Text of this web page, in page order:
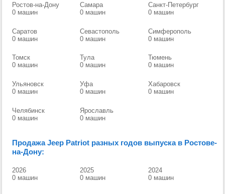
Ростов-на-Дону
0 машин
Самара
0 машин
Санкт-Петербург
0 машин
Саратов
0 машин
Севастополь
0 машин
Симферополь
0 машин
Томск
0 машин
Тула
0 машин
Тюмень
0 машин
Ульяновск
0 машин
Уфа
0 машин
Хабаровск
0 машин
Челябинск
0 машин
Ярославль
0 машин
Продажа Jeep Patriot разных годов выпуска в Ростове-
на-Дону:
2026
0 машин
2025
0 машин
2024
0 машин